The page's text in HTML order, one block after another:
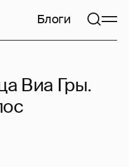
Блоги
Виа Гры.